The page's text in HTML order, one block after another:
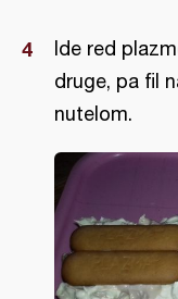
Ide red
druge, pa fil
nutelom.